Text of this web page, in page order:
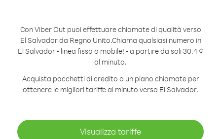
Con Viber Out puoi effettuare chiamate di qualità verso
El Salvador da Regno Unito.Chiama qualsiasi numero in
El Salvador - linea fissa o mobile! - a partire da soli 30.4 ¢
al minuto.
Acquista pacchetti di credito o un piano chiamate per
ottenere le migliori tariffe al minuto verso El Salvador.
Visualizza tariffe